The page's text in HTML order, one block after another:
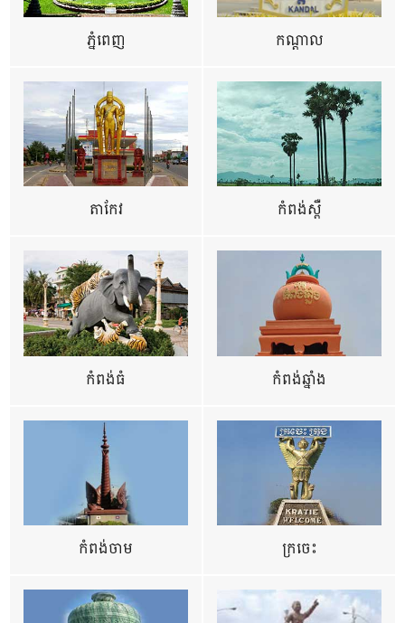
ភ្នំពេញ កណ្តាល
តាកែវ កំពង់ស្ពឺ
កំពង់ធំ កំពង់ឆ្នាំង
កំពង់ចាម ក្រចេះ